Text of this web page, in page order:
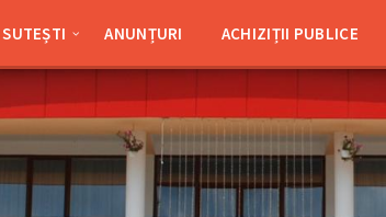
ANUNȚURI ACHIZIȚII PUBLICE